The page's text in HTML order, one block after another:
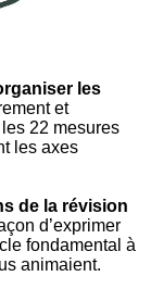
les
et
22 mesures
les axes
de la révision
d’exprimer
fondamental à
animaient.